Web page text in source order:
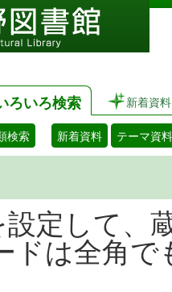
ろいろ検索 新着資料
検索 新着資料 テーマ資料
定して、
ドは全角